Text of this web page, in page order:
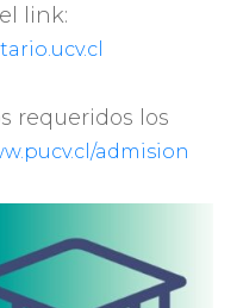
link:
requeridos los
admision